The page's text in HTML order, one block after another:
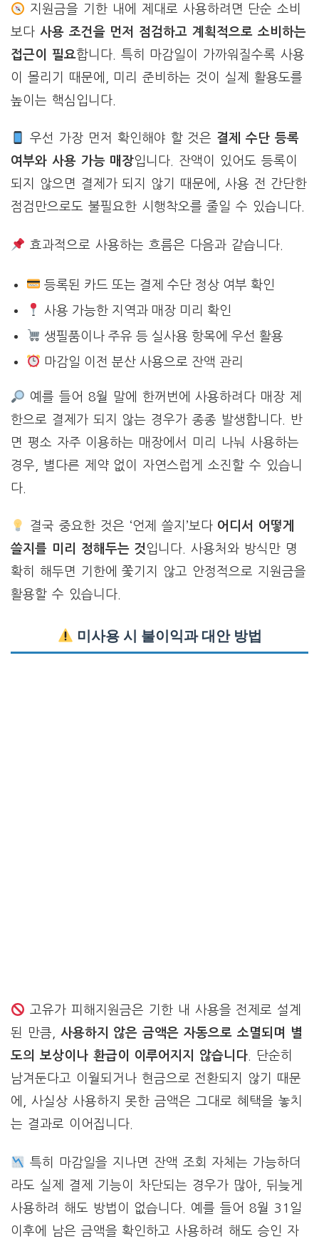
지원금을 기한 내에 제대로 사용하려면 단순 소비
보다 사용 조건을 먼저 점검하고 계획적으로 소비하는
접근이 필요합니다. 특히 마감일이 가까워질수록 사용
이 몰리기 때문에, 미리 준비하는 것이 실제 활용도를
높이는 핵심입니다.
우선 가장 먼저 확인해야 할 것은 결제 수단 등록
여부와 사용 가능 매장입니다. 잔액이 있어도 등록이
되지 않으면 결제가 되지 않기 때문에, 사용 전 간단한
점검만으로도 불필요한 시행착오를 줄일 수 있습니다.
효과적으로 사용하는 흐름은 다음과 같습니다.
등록된 카드 또는 결제 수단 정상 여부 확인
사용 가능한 지역과 매장 미리 확인
생필품이나 주유 등 실사용 항목에 우선 활용
마감일 이전 분산 사용으로 잔액 관리
예를 들어 8월 말에 한꺼번에 사용하려다 매장 제
한으로 결제가 되지 않는 경우가 종종 발생합니다. 반
면 평소 자주 이용하는 매장에서 미리 나눠 사용하는
경우, 별다른 제약 없이 자연스럽게 소진할 수 있습니
다.
결국 중요한 것은 ‘언제 쓸지’보다 어디서 어떻게
쓸지를 미리 정해두는 것입니다. 사용처와 방식만 명
확히 해두면 기한에 쫓기지 않고 안정적으로 지원금을
활용할 수 있습니다.
미사용 시 불이익과 대안 방법
고유가 피해지원금은 기한 내 사용을 전제로 설계
된 만큼, 사용하지 않은 금액은 자동으로 소멸되며 별
도의 보상이나 환급이 이루어지지 않습니다 . 단순히
남겨둔다고 이월되거나 현금으로 전환되지 않기 때문
에, 사실상 사용하지 못한 금액은 그대로 혜택을 놓치
는 결과로 이어집니다.
특히 마감일을 지나면 잔액 조회 자체는 가능하더
라도 실제 결제 기능이 차단되는 경우가 많아, 뒤늦게
사용하려 해도 방법이 없습니다. 예를 들어 8월 31일
이후에 남은 금액을 확인하고 사용하려 해도 승인 자